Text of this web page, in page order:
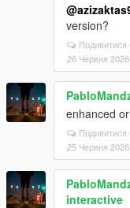
version?
Подивитися
26 Червня 2026
enhanced
Подивитися
25 Червня 2026
interactive